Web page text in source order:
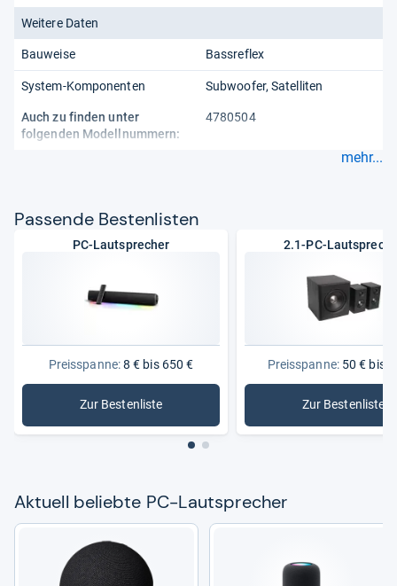
Weitere Daten
Bauweise Bassreflex
System-Komponenten Subwoofer Satelliten
Auch zu finden unter
folgenden Modellnummern:
4780504
mehr...
Pas­sende Bes­ten­lis­ten
PC-Lautsprecher
Preisspanne:8 € bis 650 €
Zur Bestenliste: PC-Lautsprecher
2.1-PC-
Preisspanne:50 € bis
Zur Bestenliste
: 2.1-PC-
Aktu­ell beliebte PC-​Laut­spre­cher